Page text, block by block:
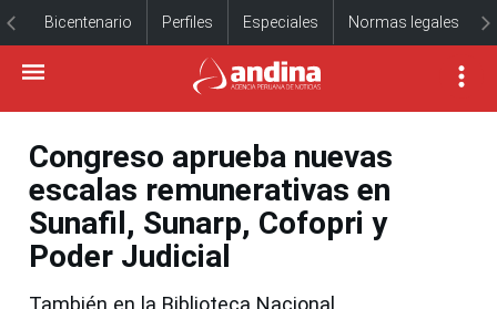
Bicentenario Perfiles Especiales Normas legales
Congreso aprueba nuevas
escalas remunerativas en
Sunafil, Sunarp, Cofopri y
Poder Judicial
También en la Biblioteca Nacional